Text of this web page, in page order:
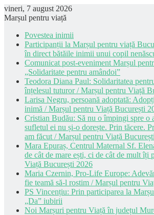
vineri, 7 august 2026
Marșul pentru viață
Povestea inimii
Participanții la Marșul pentru viață
în direct bătăile inimii unui copil
Comunicat post-eveniment Marșul
„Solidaritate pentru amândoi”
Teodora Diana Paul: Solidaritatea
înțelesul tuturor / Marșul pentru Viață
Larisa Negru, persoană adoptată:
inimă / Marșul pentru Viață București
Cristian Budău: Să nu o împingi spre o
sufletul ei nu și-o dorește. Prin tăcere.
am făcut / Marșul pentru Viață
Mara Epuraș, Centrul Maternal Sf.
de cât de mare ești, ci de cât de mult îți
Viață București 2026
Maria Czernin, Pro-Life Europe:
fie teamă să-l rostim / Marșul pentru
PS Vincențiu: Prin participarea la
„Da” iubirii
Noi Marșuri pentru Viață în județul